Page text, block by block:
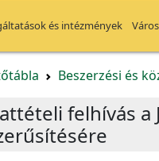
és intézmények
Beszerzési és
felhívás a